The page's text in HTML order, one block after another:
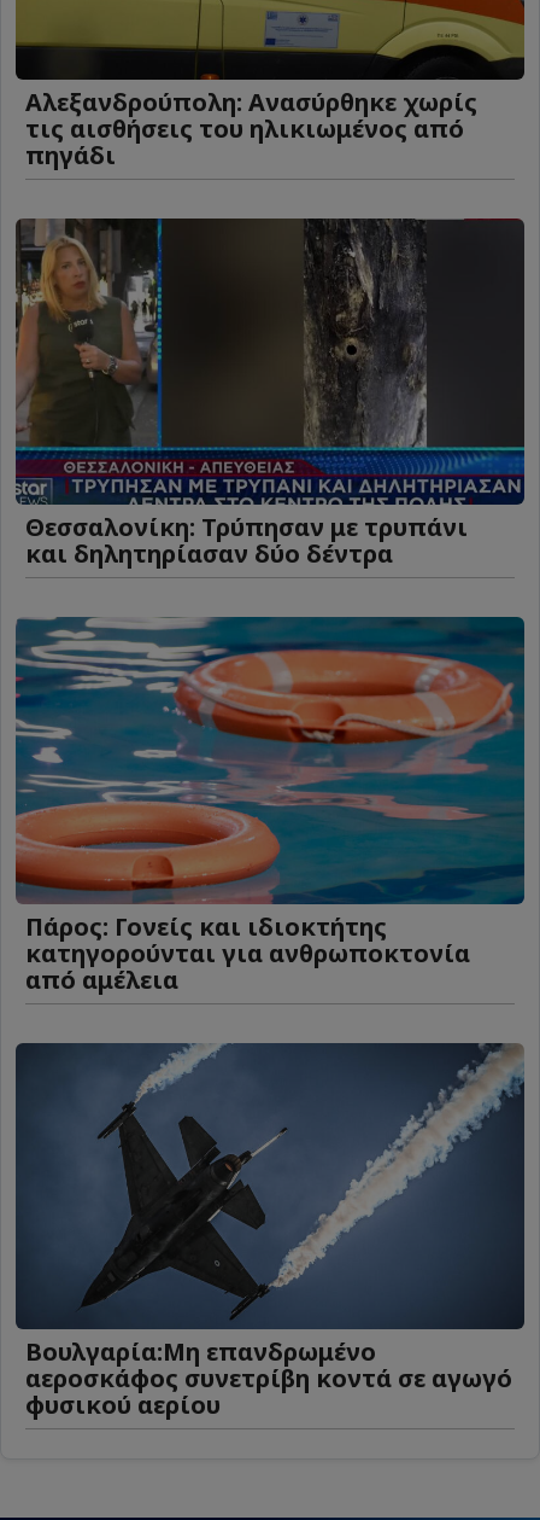
Αλεξανδρούπολη: Ανασύρθηκε χωρίς
τις αισθήσεις του ηλικιωμένος από
πηγάδι
Θεσσαλονίκη: Τρύπησαν με τρυπάνι
και δηλητηρίασαν δύο δέντρα
Πάρος: Γονείς και ιδιοκτήτης
κατηγορούνται για ανθρωποκτονία
από αμέλεια
Βουλγαρία:Μη επανδρωμένο
αεροσκάφος συνετρίβη κοντά σε αγωγό
φυσικού αερίου